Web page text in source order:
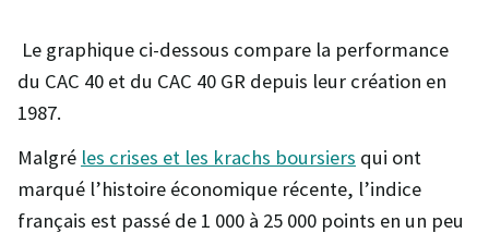
Le graphique ci-dessous compare la performance
du CAC 40 et du CAC 40 GR depuis leur création en
1987.
Malgré les crises et les krachs boursiers qui ont
marqué l’histoire économique récente, l’indice
français est passé de 1 000 à 25 000 points en un peu